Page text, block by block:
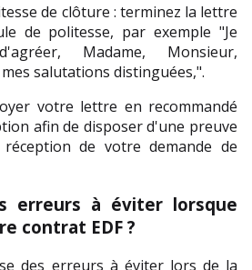
de clôture : terminez la lettre
de politesse, par exemple "Je
Madame, Monsieur,
salutations distinguées,".
votre lettre en recommandé
afin de disposer d'une preuve
de votre demande de
erreurs à éviter lorsque
contrat EDF ?
des erreurs à éviter lors de la